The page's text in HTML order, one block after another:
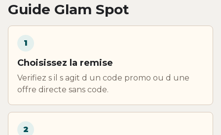
Guide Glam Spot
1
Choisissez la remise
Verifiez s il s agit d un code promo ou d une
offre directe sans code.
2